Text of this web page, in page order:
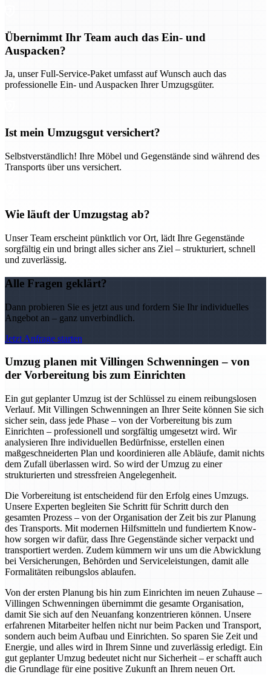
Übernimmt Ihr Team auch das Ein- und
Auspacken?
Ja, unser Full-Service-Paket umfasst auf Wunsch auch das
professionelle Ein- und Auspacken Ihrer Umzugsgüter.
Ist mein Umzugsgut versichert?
Selbstverständlich! Ihre Möbel und Gegenstände sind während des
Transports über uns versichert.
Wie läuft der Umzugstag ab?
Unser Team erscheint pünktlich vor Ort, lädt Ihre Gegenstände
sorgfältig ein und bringt alles sicher ans Ziel – strukturiert, schnell
und zuverlässig.
Alle Fragen geklärt?
Dann probieren Sie es jetzt aus und fordern Sie Ihr individuelles
Angebot an – ganz unverbindlich.
Jetzt Anfrage starten
Umzug planen mit Villingen Schwenningen – von
der Vorbereitung bis zum Einrichten
Ein gut geplanter Umzug ist der Schlüssel zu einem reibungslosen
Verlauf. Mit Villingen Schwenningen an Ihrer Seite können Sie sich
sicher sein, dass jede Phase – von der Vorbereitung bis zum
Einrichten – professionell und sorgfältig umgesetzt wird. Wir
analysieren Ihre individuellen Bedürfnisse, erstellen einen
maßgeschneiderten Plan und koordinieren alle Abläufe, damit nichts
dem Zufall überlassen wird. So wird der Umzug zu einer
strukturierten und stressfreien Angelegenheit.
Die Vorbereitung ist entscheidend für den Erfolg eines Umzugs.
Unsere Experten begleiten Sie Schritt für Schritt durch den
gesamten Prozess – von der Organisation der Zeit bis zur Planung
des Transports. Mit modernen Hilfsmitteln und fundiertem Know-
how sorgen wir dafür, dass Ihre Gegenstände sicher verpackt und
transportiert werden. Zudem kümmern wir uns um die Abwicklung
bei Versicherungen, Behörden und Serviceleistungen, damit alle
Formalitäten reibungslos ablaufen.
Von der ersten Planung bis hin zum Einrichten im neuen Zuhause –
Villingen Schwenningen übernimmt die gesamte Organisation,
damit Sie sich auf den Neuanfang konzentrieren können. Unsere
erfahrenen Mitarbeiter helfen nicht nur beim Packen und Transport,
sondern auch beim Aufbau und Einrichten. So sparen Sie Zeit und
Energie, und alles wird in Ihrem Sinne und zuverlässig erledigt. Ein
gut geplanter Umzug bedeutet nicht nur Sicherheit – er schafft auch
die Grundlage für eine positive Zukunft an Ihrem neuen Ort.